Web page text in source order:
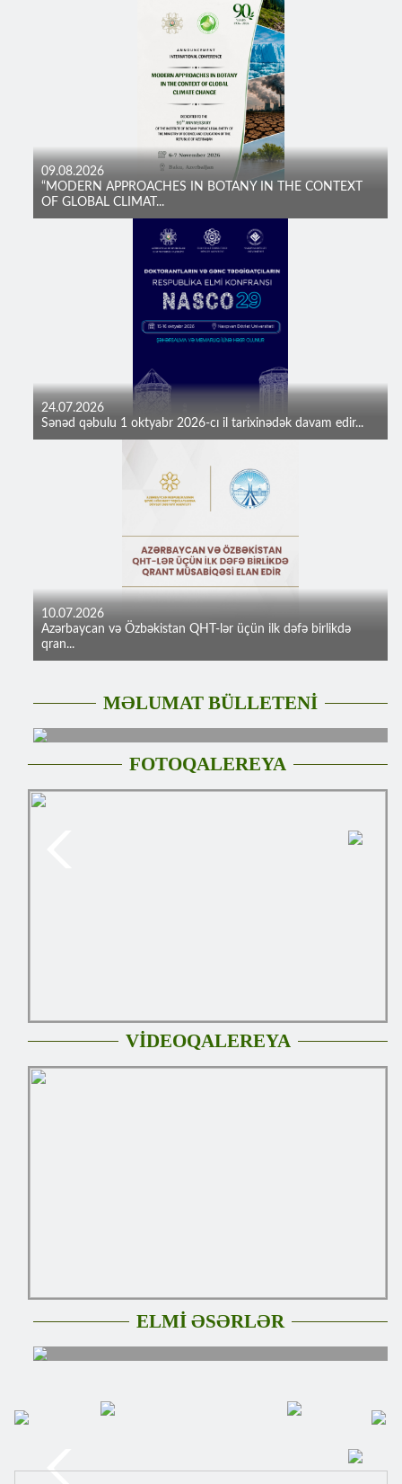
09.08.2026
“MODERN APPROACHES IN BOTANY IN THE CONTEXT
OF GLOBAL CLIMAT...
24.07.2026
Sənəd qəbulu 1 oktyabr 2026-cı il tarixinədək davam edir...
10.07.2026
Azərbaycan və Özbəkistan QHT-lər üçün ilk dəfə birlikdə
qran...
MƏLUMAT BÜLLETENİ
FOTOQALEREYA
VİDEOQALEREYA
ELMİ ƏSƏRLƏR